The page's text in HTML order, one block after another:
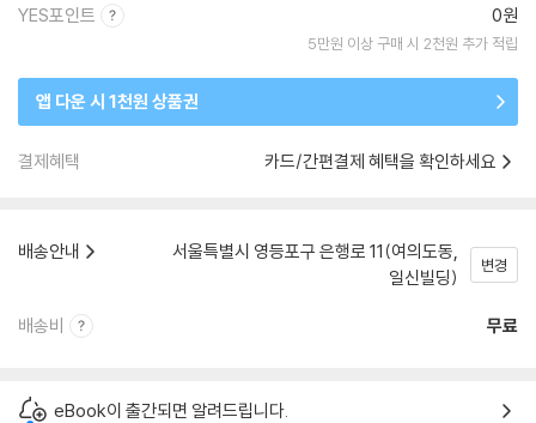
YES포인트 0원
5만원 이상 구매 시 2천원 추가 적립
앱 다운 시 1천원 상품권
결제혜택 카드/간편결제 혜택을 확인하세요
배송안내
서울특별시 영등포구 은행로 11(여의도동,
일신빌딩)
변경
배송비 무료
eBook이 출간되면 알려드립니다.